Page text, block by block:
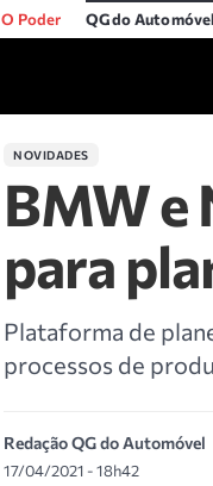
O Poder QG do Automóvel
NOVIDADES
BMW e
para
Plataforma de
processos de
Redação QG do Automóvel
17/04/2021 - 18h42